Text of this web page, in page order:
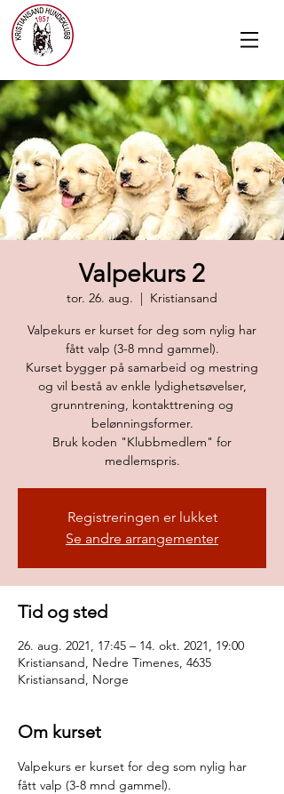
Valpekurs 2
tor. 26. aug.
  |
Kristiansand
Valpekurs er kurset for deg som nylig har
fått valp (3-8 mnd gammel).
Kurset bygger på samarbeid og mestring
og vil bestå av enkle lydighetsøvelser,
grunntrening, kontakttrening og
belønningsformer.
Bruk koden "Klubbmedlem" for
medlemspris.
Registreringen er lukket
Se andre arrangementer
Tid og sted
26. aug. 2021, 17:45 – 14. okt. 2021, 19:00
Kristiansand, Nedre Timenes, 4635
Kristiansand, Norge
Om kurset
Valpekurs er kurset for deg som nylig har
fått valp (3-8 mnd gammel).